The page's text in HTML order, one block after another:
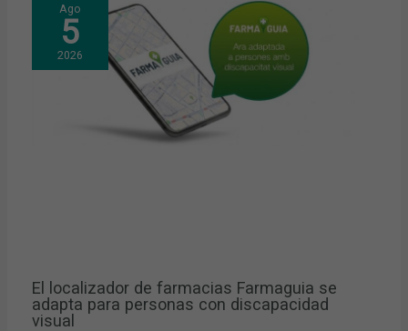
Ago
5
2026
El localizador de farmacias Farmaguia se
adapta para personas con discapacidad
visual